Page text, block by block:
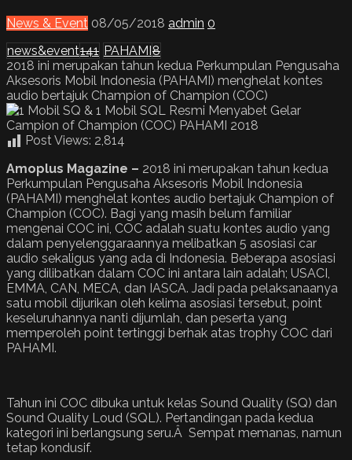
News & Event 08/05/2018 admin 0
news&event141 PAHAMI8
2018 ini merupakan tahun kedua Perkumpulan Pengusaha
Aksesoris Mobil Indonesia (PAHAMI) menghelat kontes
audio bertajuk Champion of Champion (COC)
Post Views: 2,814
Amoplus Magazine – 2018 ini merupakan tahun kedua
Perkumpulan Pengusaha Aksesoris Mobil Indonesia
(PAHAMI) menghelat kontes audio bertajuk Champion of
Champion (COC). Bagi yang masih belum familiar
mengenai COC ini, COC adalah suatu kontes audio yang
dalam penyelenggaraannya melibatkan 5 asosiasi car
audio sekaligus yang ada di Indonesia. Beberapa asosiasi
yang dilibatkan dalam COC ini antara lain adalah; USACI,
EMMA, CAN, MECA, dan IASCA. Jadi pada pelaksanaanya
satu mobil dijurikan oleh kelima asosiasi tersebut, point
keseluruhannya nanti dijumlah, dan peserta yang
memperoleh point tertinggi berhak atas trophy COC dari
PAHAMI.
Tahun ini COC dibuka untuk kelas Sound Quality (SQ) dan
Sound Quality Loud (SQL). Pertandingan pada kedua
kategori ini berlangsung seru.Â Sempat memanas, namun
tetap kondusif.